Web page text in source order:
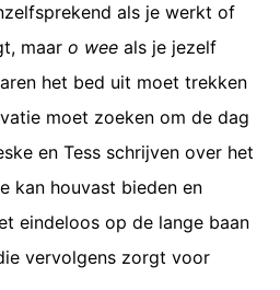
als je werkt of
maar o wee als je jezelf
het bed uit moet trekken
moet zoeken om de dag
en Tess schrijven over het
kan houvast bieden en
eindeloos op de lange baan
vervolgens zorgt voor